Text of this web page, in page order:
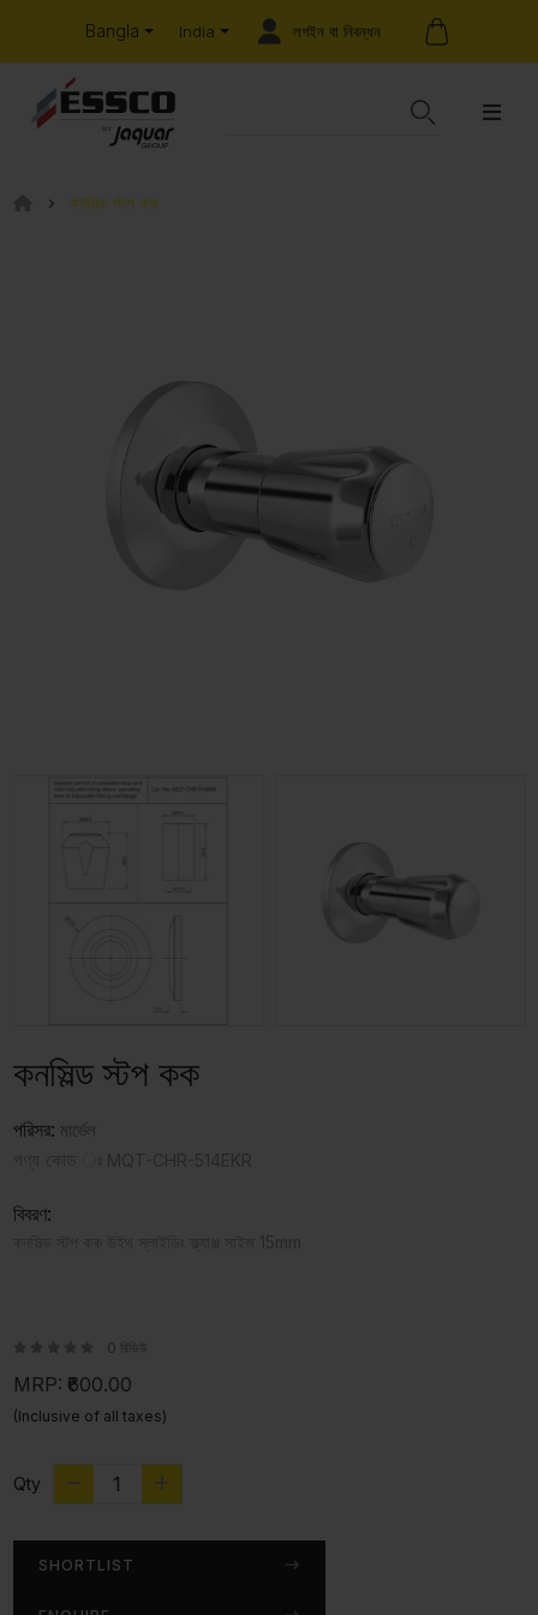
Bangla India লগইন বা নিবন্ধন
কনসিল্ড স্টপ কক
কনসিল্ড স্টপ কক
পরিসর: মার্ভেল
বিবরণ:
0 রিভিউ
MRP: ₹600.00
(Inclusive of all taxes)
Qty
SHORTLIST